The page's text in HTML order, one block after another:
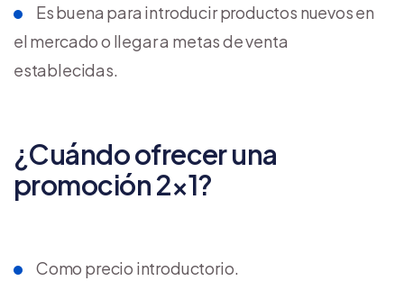
Es buena para introducir productos nuevos en
el mercado o llegar a metas de venta
establecidas.
¿Cuándo ofrecer una
promoción 2×1?
Como precio introductorio.